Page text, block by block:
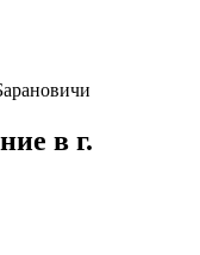
в г.